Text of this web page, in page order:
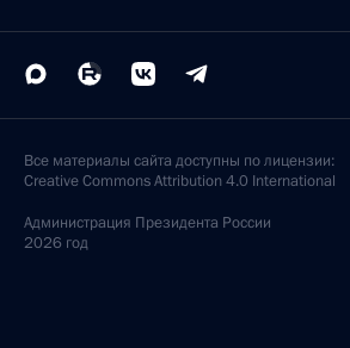
Все материалы сайта доступны по лицензии:
Creative Commons Attribution 4.0 International
Администрация Президента России
2026 год